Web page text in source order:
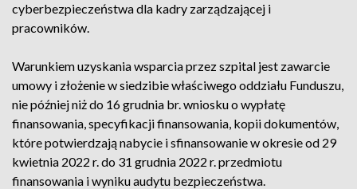
cyberbezpieczeństwa dla kadry zarządzającej i
pracowników.
Warunkiem uzyskania wsparcia przez szpital jest zawarcie
umowy i złożenie w siedzibie właściwego oddziału Funduszu,
nie później niż do 16 grudnia br. wniosku o wypłatę
finansowania, specyfikacji finansowania, kopii dokumentów,
które potwierdzają nabycie i sfinansowanie w okresie od 29
kwietnia 2022 r. do 31 grudnia 2022 r. przedmiotu
finansowania i wyniku audytu bezpieczeństwa.